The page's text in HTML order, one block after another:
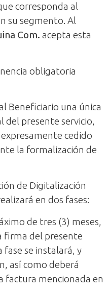
corresponda al
su segmento. Al
Com. acepta esta
obligatoria
Beneficiario una única
presente servicio,
cedido
la formalización de
de Digitalización
en dos fases:
de tres (3) meses,
firma del presente
se instalará, y
así como deberá
factura mencionada en